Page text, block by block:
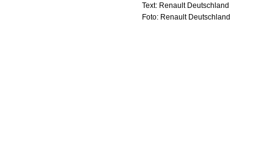
Text: Renault Deutschland
Foto: Renault Deutschland